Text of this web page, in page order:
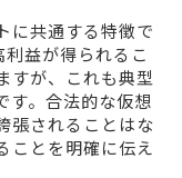
に共通する特徴で
益が得られるこ
すが、これも典型
す。合法的な仮想
張されることはな
ことを明確に伝え